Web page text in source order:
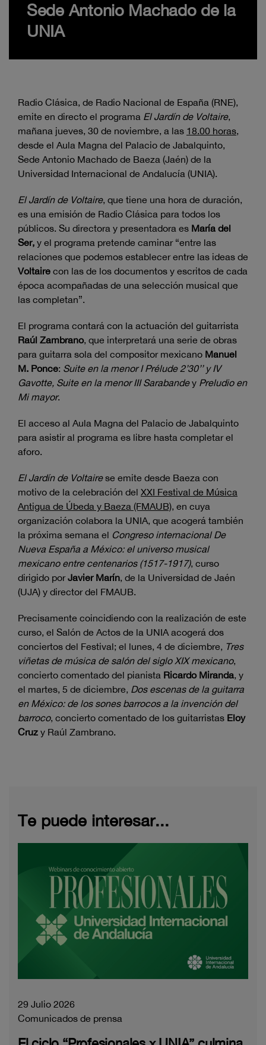
Sede Antonio Machado de la
UNIA
Radio Clásica, de Radio Nacional de España (RNE),
emite en directo el programa El Jardín de Voltaire,
mañana jueves, 30 de noviembre, a las 18.00 horas,
desde el Aula Magna del Palacio de Jabalquinto,
Sede Antonio Machado de Baeza (Jaén) de la
Universidad Internacional de Andalucía (UNIA).
El Jardín de Voltaire, que tiene una hora de duración,
es una emisión de Radio Clásica para todos los
públicos. Su directora y presentadora es María del
Ser, y el programa pretende caminar “entre las
relaciones que podemos establecer entre las ideas de
Voltaire con las de los documentos y escritos de cada
época acompañadas de una selección musical que
las completan”.
El programa contará con la actuación del guitarrista
Raúl Zambrano, que interpretará una serie de obras
para guitarra sola del compositor mexicano Manuel
M. Ponce: Suite en la menor I Prélude 2’30’’ y IV
Gavotte, Suite en la menor III Sarabandey Preludio en
Mi mayor.
El acceso al Aula Magna del Palacio de Jabalquinto
para asistir al programa es libre hasta completar el
aforo.
El Jardín de Voltairese emite desde Baeza con
motivo de la celebración del XXI Festival de Música
Antigua de Úbeda y Baeza (FMAUB), en cuya
organización colabora la UNIA, que acogerá también
la próxima semana el Congreso internacional De
Nueva España a México: el universo musical
mexicano entre centenarios (1517-1917), curso
dirigido porJavier Marín, de la Universidad de Jaén
(UJA) y director del FMAUB.
Precisamente coincidiendo con la realización de este
curso, el Salón de Actos de la UNIA acogerá dos
conciertos del Festival; el lunes, 4 de diciembre, Tres
viñetas de música de salón del siglo XIX mexicano,
concierto comentado del pianista Ricardo Miranda, y
el martes, 5 de diciembre, Dos escenas de la guitarra
en México: de los sones barrocos a la invención del
barroco, concierto comentado de los guitarristas Eloy
Cruz y Raúl Zambrano.
Te puede interesar...
29 Julio 2026
Comunicados de prensa